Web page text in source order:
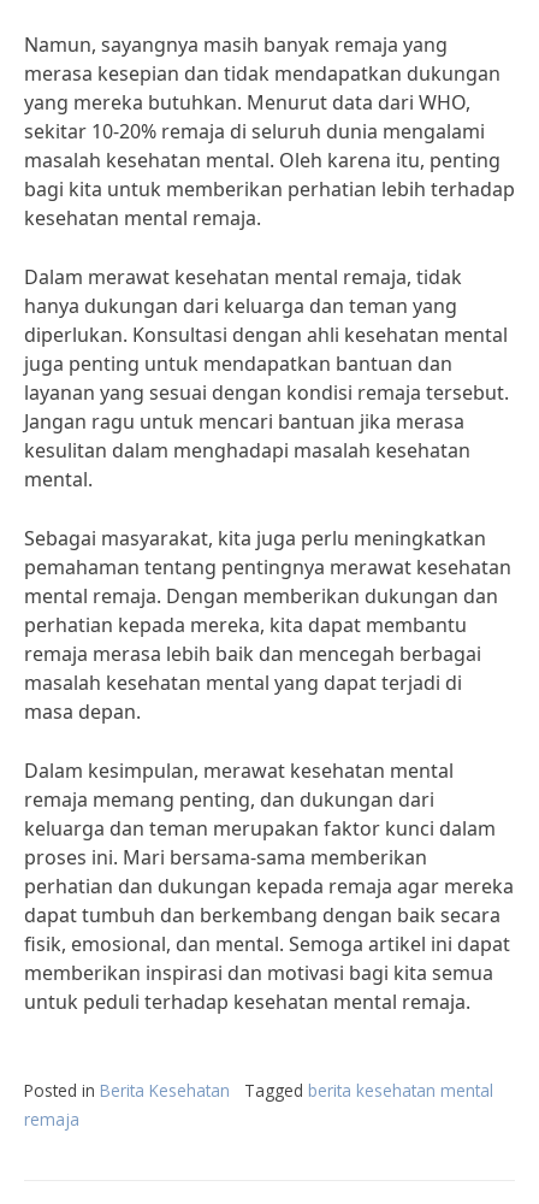
Namun, sayangnya masih banyak remaja yang
merasa kesepian dan tidak mendapatkan dukungan
yang mereka butuhkan. Menurut data dari WHO,
sekitar 10-20% remaja di seluruh dunia mengalami
masalah kesehatan mental. Oleh karena itu, penting
bagi kita untuk memberikan perhatian lebih terhadap
kesehatan mental remaja.
Dalam merawat kesehatan mental remaja, tidak
hanya dukungan dari keluarga dan teman yang
diperlukan. Konsultasi dengan ahli kesehatan mental
juga penting untuk mendapatkan bantuan dan
layanan yang sesuai dengan kondisi remaja tersebut.
Jangan ragu untuk mencari bantuan jika merasa
kesulitan dalam menghadapi masalah kesehatan
mental.
Sebagai masyarakat, kita juga perlu meningkatkan
pemahaman tentang pentingnya merawat kesehatan
mental remaja. Dengan memberikan dukungan dan
perhatian kepada mereka, kita dapat membantu
remaja merasa lebih baik dan mencegah berbagai
masalah kesehatan mental yang dapat terjadi di
masa depan.
Dalam kesimpulan, merawat kesehatan mental
remaja memang penting, dan dukungan dari
keluarga dan teman merupakan faktor kunci dalam
proses ini. Mari bersama-sama memberikan
perhatian dan dukungan kepada remaja agar mereka
dapat tumbuh dan berkembang dengan baik secara
fisik, emosional, dan mental. Semoga artikel ini dapat
memberikan inspirasi dan motivasi bagi kita semua
untuk peduli terhadap kesehatan mental remaja.
Posted in Berita Kesehatan Tagged berita kesehatan mental
remaja